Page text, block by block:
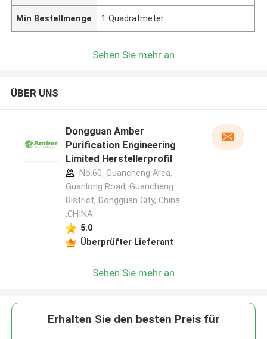
Min Bestellmenge 1 Quadratmeter
Sehen Sie mehr an
ÜBER UNS
Dongguan Amber
Purification Engineering
Limited Herstellerprofil
No.60, Guancheng Area,
Guanlong Road, Guancheng
District, Dongguan City, China.
,CHINA
5.0
Überprüfter Lieferant
Sehen Sie mehr an
Erhalten Sie den besten Preis für